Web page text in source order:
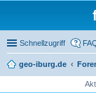
Schnellzugriff
geo-iburg.de